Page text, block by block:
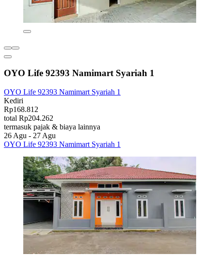
OYO Life 92393 Namimart Syariah 1
OYO Life 92393 Namimart Syariah 1
Kediri
Rp168.812
total Rp204.262
termasuk pajak & biaya lainnya
26 Agu - 27 Agu
OYO Life 92393 Namimart Syariah 1